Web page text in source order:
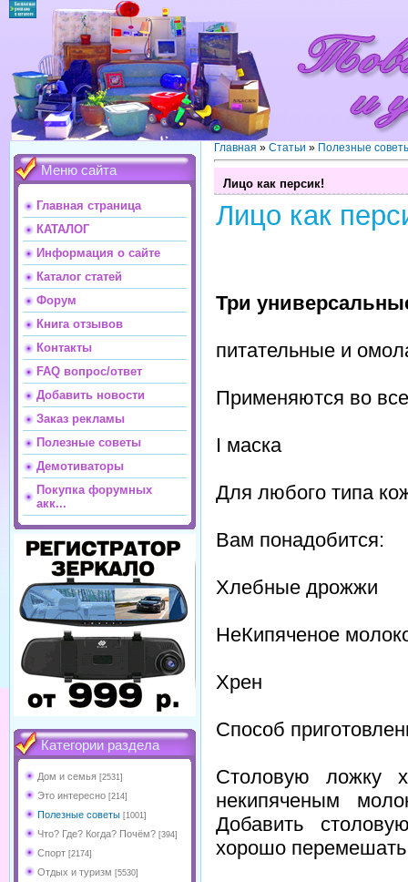
Меню сайта
Главная страница
КАТАЛОГ
Информация о сайте
Каталог статей
Форум
Книга отзывов
Контакты
FAQ вопрос/ответ
Добавить новости
Заказ рекламы
Полезные советы
Демотиваторы
Покупка форумных
акк...
Категории раздела
Дом и семья [2531]
Это интересно [214]
Полезные советы [1001]
Что? Где? Когда? Почём? [394]
Спорт [2174]
Отдых и туризм [5530]
Главная » Статьи » Полезные
Лицо как персик!
Лицо как
Три
питательные и
Применяются во
I маска
Для любого типа
Вам понадобится:
Хлебные дрожжи
НеКипяченое
Хрен
Способ
Столовую ложку
некипяченым
Добавить
хорошо